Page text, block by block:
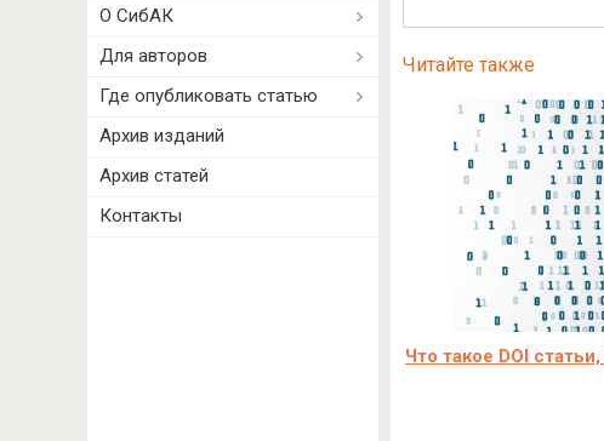
Читайте также
Что такое DOI
О СибАК
Для авторов
Где опубликовать статью
Архив изданий
Архив статей
Контакты